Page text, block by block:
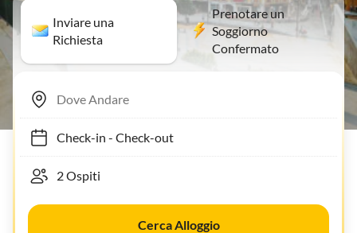
Inviare una
Richiesta
Prenotare un
Soggiorno
Confermato
Check-in- Check-out
Cerca Alloggio